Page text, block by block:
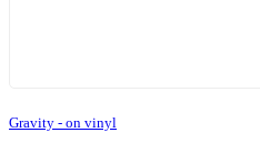
Gravity - on vinyl